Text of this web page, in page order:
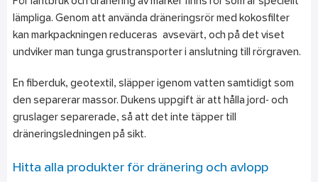
För lantbruk och dränering av marker finns rör som är speciellt
lämpliga. Genom att använda dräneringsrör med kokosfilter
kan markpackningen reduceras avsevärt, och på det viset
undviker man tunga grustransporter i anslutning till rörgraven.
En fiberduk, geotextil, släpper igenom vatten samtidigt som
den separerar massor. Dukens uppgift är att hålla jord- och
gruslager separerade, så att det inte täpper till
dräneringsledningen på sikt.
Hitta alla produkter för dränering och avlopp